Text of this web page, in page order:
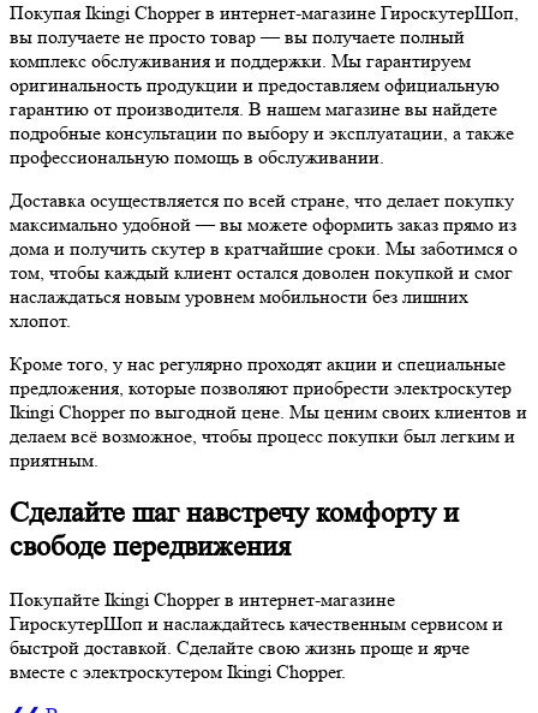
Покупая Ikingi Chopper в интернет-магазине ГироскутерШоп,
вы получаете не просто товар — вы получаете полный
комплекс обслуживания и поддержки. Мы гарантируем
оригинальность продукции и предоставляем официальную
гарантию от производителя. В нашем магазине вы найдете
подробные консультации по выбору и эксплуатации, а также
профессиональную помощь в обслуживании.
Доставка осуществляется по всей стране, что делает покупку
максимально удобной — вы можете оформить заказ прямо из
дома и получить скутер в кратчайшие сроки. Мы заботимся о
том, чтобы каждый клиент остался доволен покупкой и смог
наслаждаться новым уровнем мобильности без лишних
хлопот.
Кроме того, у нас регулярно проходят акции и специальные
предложения, которые позволяют приобрести электроскутер
Ikingi Chopper по выгодной цене. Мы ценим своих клиентов и
делаем всё возможное, чтобы процесс покупки был легким и
приятным.
Сделайте шаг навстречу комфорту и
свободе передвижения
Покупайте Ikingi Chopper в интернет-магазине
ГироскутерШоп и наслаждайтесь качественным сервисом и
быстрой доставкой. Сделайте свою жизнь проще и ярче
вместе с электроскутером Ikingi Chopper.